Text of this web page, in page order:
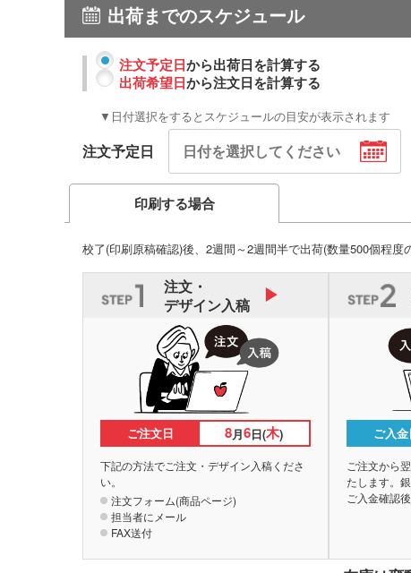
出荷までのスケジュール
注文予定日から出荷日を計算する
出荷希望日から注文日を計算する
▼日付選択をするとスケジュールの目安が表示されます
注文予定日
印刷する場合
校了(印刷原稿確認)後、2週間～2週間半で出荷(数量500個程度
注文・
デザイン入稿
ご注文日 8月6日(木)
下記の方法でご注文・デザイン入稿くださ
い。
注文フォーム(商品ページ)
担当者にメール
FAX送付
ご入金
ご注文から
たします。
ご入金確認